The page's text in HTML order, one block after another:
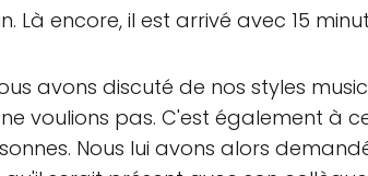
Là encore, il est arrivé avec 15
avons discuté de nos styles
voulions pas. C'est également à
Nous lui avons alors